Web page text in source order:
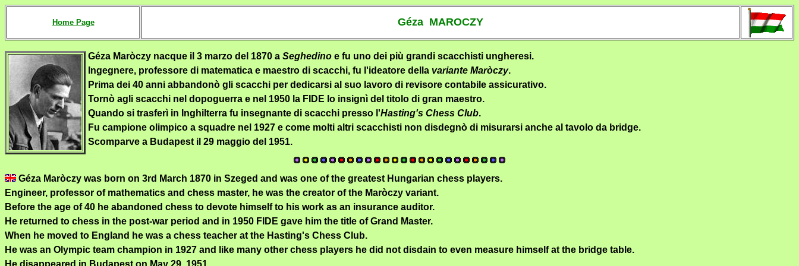
Home Page Géza MAROCZY
Géza Maròczy nacque il 3 marzo del 1870 a Seghedino e fu uno dei più grandi scacchisti ungheresi.
Ingegnere, professore di matematica e maestro di scacchi, fu l'ideatore della variante Maròczy.
Prima dei 40 anni abbandonò gli scacchi per dedicarsi al suo lavoro di revisore contabile assicurativo.
Tornò agli scacchi nel dopoguerra e nel 1950 la FIDE lo insignì del titolo di gran maestro.
Quando si trasferì in Inghilterra fu insegnante di scacchi presso l'Hasting's Chess Club.
Fu campione olimpico a squadre nel 1927 e come molti altri scacchisti non disdegnò di misurarsi anche al tavolo da bridge.
Scomparve a Budapest il 29 maggio del 1951.
Géza Maròczy was born on 3rd March 1870 in Szeged and was one of the greatest Hungarian chess players.
Engineer, professor of mathematics and chess master, he was the creator of the Maròczy variant.
Before the age of 40 he abandoned chess to devote himself to his work as an insurance auditor.
He returned to chess in the post-war period and in 1950 FIDE gave him the title of Grand Master.
When he moved to England he was a chess teacher at the Hasting's Chess Club.
He was an Olympic team champion in 1927 and like many other chess players he did not disdain to even measure himself at the bridge table.
He disappeared in Budapest on May 29, 1951.